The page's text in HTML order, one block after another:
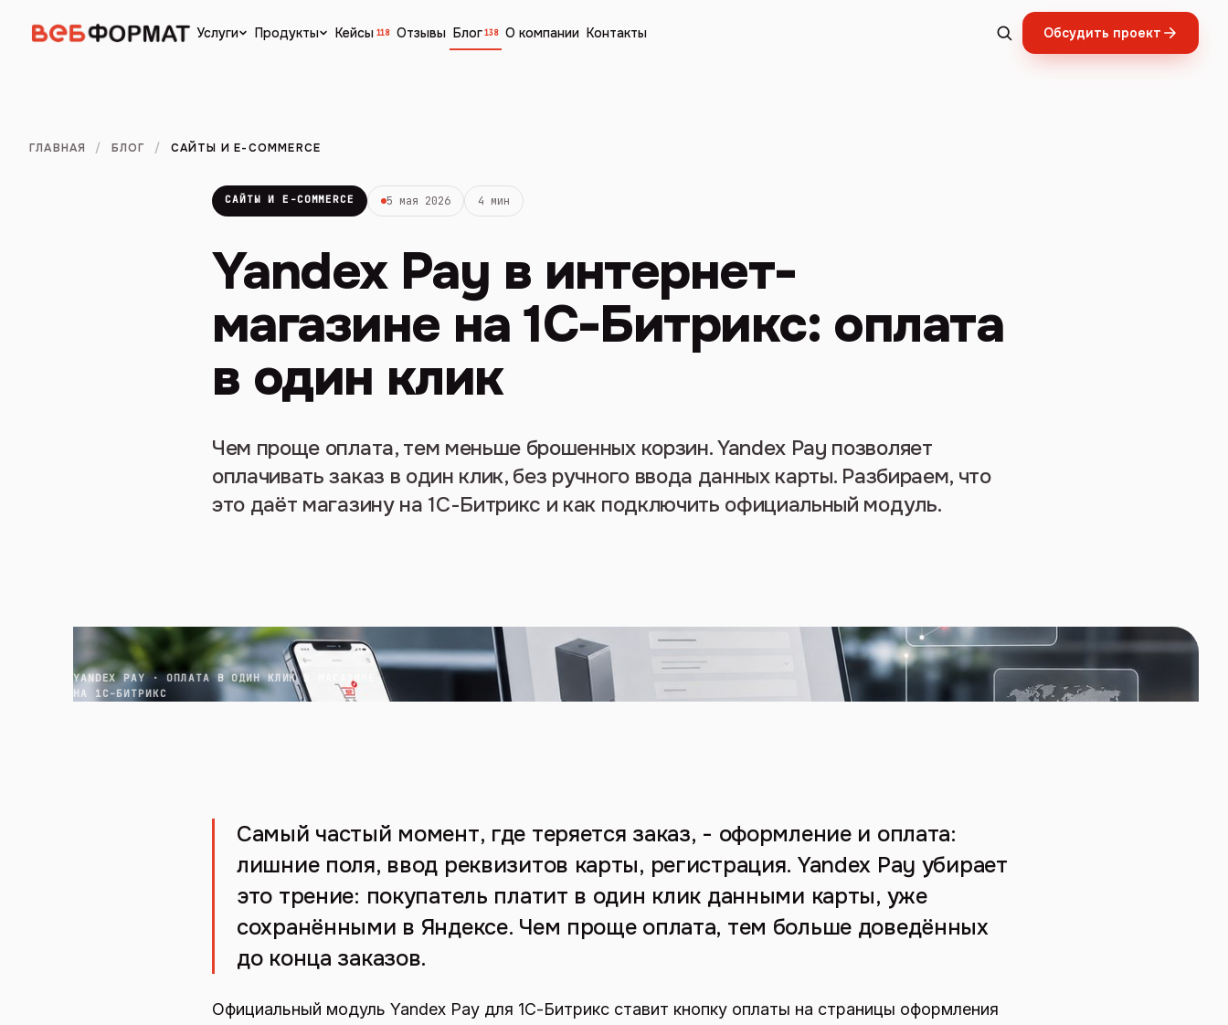
Услуги Продукты Кейсы 118 Отзывы Блог 138 О компании Контакты Обсудить проект
ГЛАВНАЯ / БЛОГ / САЙТЫ И E-COMMERCE
САЙТЫ И E-COMMERCE 5 мая 2026 4 мин
Yandex Pay в интернет-
магазине на 1С-Битрикс: оплата
в один клик
Чем проще оплата, тем меньше брошенных корзин. Yandex Pay позволяет
оплачивать заказ в один клик, без ручного ввода данных карты. Разбираем, что
это даёт магазину на 1С-Битрикс и как подключить официальный модуль.
YANDEX PAY · ОПЛАТА В ОДИН КЛИК В МАГАЗИНЕ
НА 1С-БИТРИКС
Самый частый момент, где теряется заказ, - оформление и оплата:
лишние поля, ввод реквизитов карты, регистрация. Yandex Pay убирает
это трение: покупатель платит в один клик данными карты, уже
сохранёнными в Яндексе. Чем проще оплата, тем больше доведённых
до конца заказов.
Официальный модуль Yandex Pay для 1С-Битрикс ставит кнопку оплаты на страницы оформления